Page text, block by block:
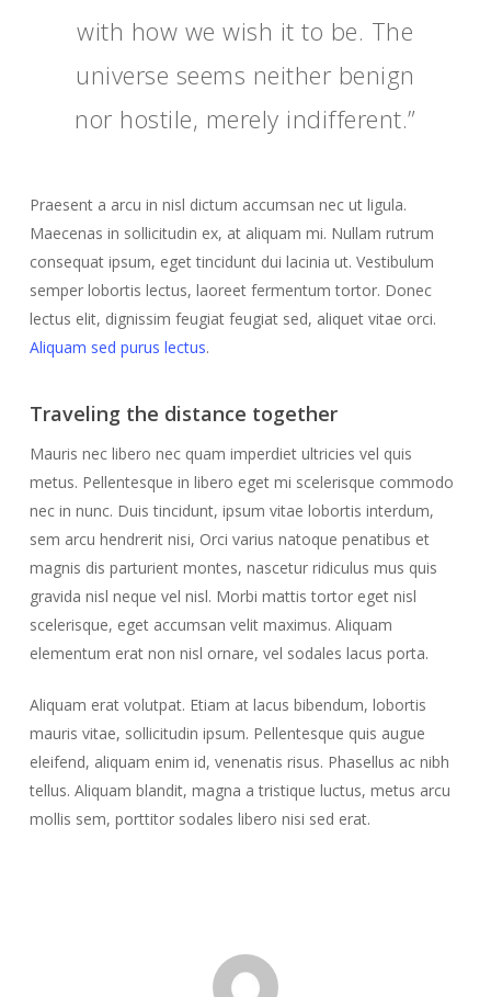
with how we wish it to be. The
universe seems neither benign
nor hostile, merely indifferent.”
Praesent a arcu in nisl dictum accumsan nec ut ligula.
Maecenas in sollicitudin ex, at aliquam mi. Nullam rutrum
consequat ipsum, eget tincidunt dui lacinia ut. Vestibulum
semper lobortis lectus, laoreet fermentum tortor. Donec
lectus elit, dignissim feugiat feugiat sed, aliquet vitae orci.
Aliquam sed purus lectus.
Traveling the distance together
Mauris nec libero nec quam imperdiet ultricies vel quis
metus. Pellentesque in libero eget mi scelerisque commodo
nec in nunc. Duis tincidunt, ipsum vitae lobortis interdum,
sem arcu hendrerit nisi, Orci varius natoque penatibus et
magnis dis parturient montes, nascetur ridiculus mus quis
gravida nisl neque vel nisl. Morbi mattis tortor eget nisl
scelerisque, eget accumsan velit maximus. Aliquam
elementum erat non nisl ornare, vel sodales lacus porta.
Aliquam erat volutpat. Etiam at lacus bibendum, lobortis
mauris vitae, sollicitudin ipsum. Pellentesque quis augue
eleifend, aliquam enim id, venenatis risus. Phasellus ac nibh
tellus. Aliquam blandit, magna a tristique luctus, metus arcu
mollis sem, porttitor sodales libero nisi sed erat.